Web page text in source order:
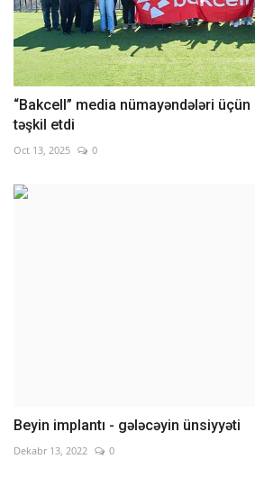
“Bakcell” media nümayəndələri
təşkil etdi
Oct 13, 2025 0
Beyin implantı - gələcəyin ünsiyyəti
Dekabr 13, 2022 0